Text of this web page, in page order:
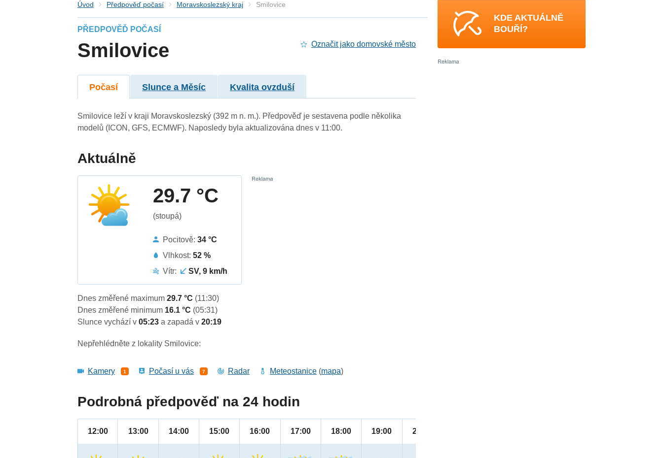
Úvod Předpověď počasí Moravskoslezský kraj Smilovice
PŘEDPOVĚĎ POČASÍ
Smilovice Označit jako domovské město
Počasí Slunce a Měsíc Kvalita ovzduší
Smilovice leží v kraji Moravskoslezský (392 m n. m.). Předpověď je sestavena podle několika
modelů (ICON, GFS, ECMWF). Naposledy byla aktualizována dnes v 11:00.
Aktuálně
29.7 °C
(stoupá)
Pocitově:34 °C
Vlhkost:52 %
Vítr:
SV, 9 km/h
Dnes změřené maximum29.7 °C (11:30)
Dnes změřené minimum 16.1 °C (05:31)
Slunce vychází v05:23a zapadá v20:19
Nepřehlédněte z lokality Smilovice:
Kamery 1 Počasí u vás 7 Radar Meteostanice (mapa)
Podrobná předpověď na 24 hodin
12:00 13:00 14:00 15:00 16:00 17:00 18:00 19:00 20:00
KDE AKTUÁLNĚ
BOUŘÍ?